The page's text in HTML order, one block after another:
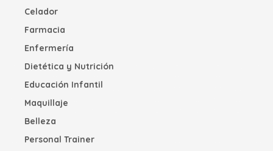
Celador
Farmacia
Enfermería
Dietética y Nutrición
Educación Infantil
Maquillaje
Belleza
Personal Trainer